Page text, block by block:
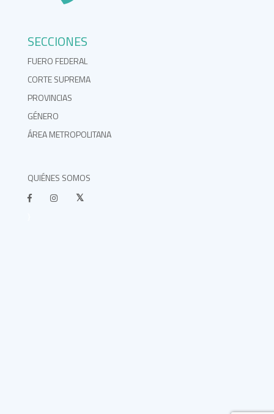
SECCIONES
FUERO FEDERAL
CORTE SUPREMA
PROVINCIAS
GÉNERO
ÁREA METROPOLITANA
QUIÉNES SOMOS